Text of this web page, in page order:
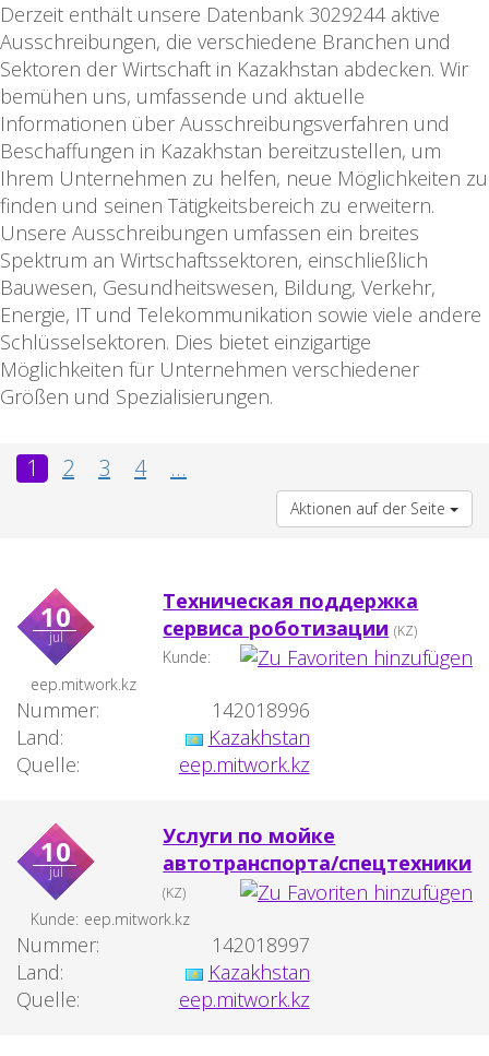
Derzeit enthält unsere Datenbank 3029244 aktive
Ausschreibungen, die verschiedene Branchen und
Sektoren der Wirtschaft in Kazakhstan abdecken. Wir
bemühen uns, umfassende und aktuelle
Informationen über Ausschreibungsverfahren und
Beschaffungen in Kazakhstan bereitzustellen, um
Ihrem Unternehmen zu helfen, neue Möglichkeiten zu
finden und seinen Tätigkeitsbereich zu erweitern.
Unsere Ausschreibungen umfassen ein breites
Spektrum an Wirtschaftssektoren, einschließlich
Bauwesen, Gesundheitswesen, Bildung, Verkehr,
Energie, IT und Telekommunikation sowie viele andere
Schlüsselsektoren. Dies bietet einzigartige
Möglichkeiten für Unternehmen verschiedener
Größen und Spezialisierungen.
1 2 3 4 ...
Aktionen auf der Seite
10
jul
Техническая поддержка
сервиса роботизации (KZ)
Kunde:
eep.mitwork.kz
Nummer:
142018996
Land:
Kazakhstan
Quelle:
eep.mitwork.kz
10
jul
Услуги по мойке
автотранспорта/спецтехники
(KZ)
Kunde: eep.mitwork.kz
Nummer:
142018997
Land:
Kazakhstan
Quelle:
eep.mitwork.kz